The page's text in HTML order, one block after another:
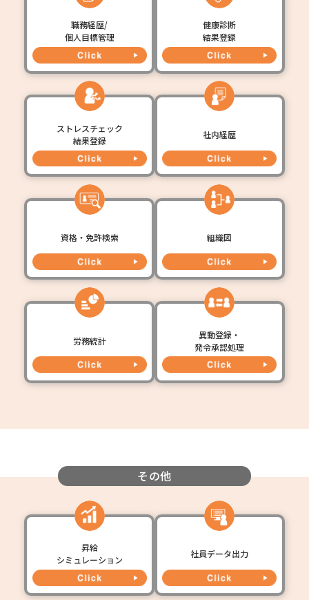
職務経歴/
個人目標管理
健康診断
結果登録
ストレスチェック
結果登録
社内経歴
資格・免許検索 組織図
労務統計
異動登録・
発令承認処理
その他
昇給
シミュレーション
社員データ出力